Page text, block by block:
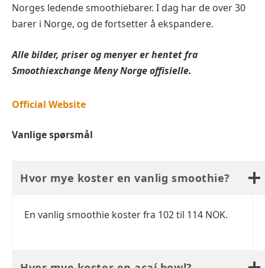
Norges ledende smoothiebarer. I dag har de over 30
barer i Norge, og de fortsetter å ekspandere.
Alle bilder, priser og menyer er hentet fra
SmoothiexchangeMeny Norge offisielle.
Official Website
Vanlige spørsmål
Hvor mye koster en vanlig smoothie?
En vanlig smoothie koster fra 102 til 114 NOK.